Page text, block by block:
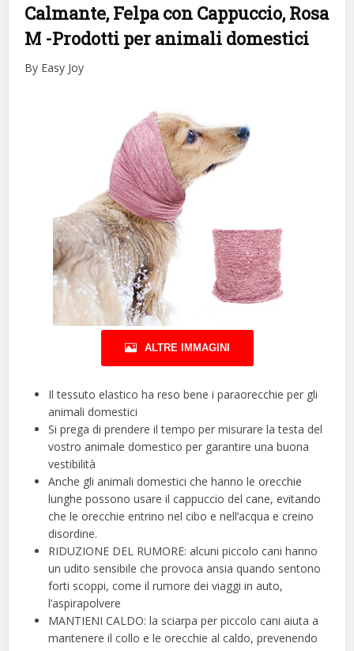
Calmante, Felpa con Cappuccio, Rosa
M -Prodotti per animali domestici
By Easy Joy
ALTRE IMMAGINI
Il tessuto elastico ha reso bene i paraorecchie per gli
animali domestici
Si prega di prendere il tempo per misurare la testa del
vostro animale domestico per garantire una buona
vestibilità
Anche gli animali domestici che hanno le orecchie
lunghe possono usare il cappuccio del cane, evitando
che le orecchie entrino nel cibo e nell’acqua e creino
disordine.
RIDUZIONE DEL RUMORE: alcuni piccolo cani hanno
un udito sensibile che provoca ansia quando sentono
forti scoppi, come il rumore dei viaggi in auto,
l’aspirapolvere
MANTIENI CALDO: la sciarpa per piccolo cani aiuta a
mantenere il collo e le orecchie al caldo, prevenendo